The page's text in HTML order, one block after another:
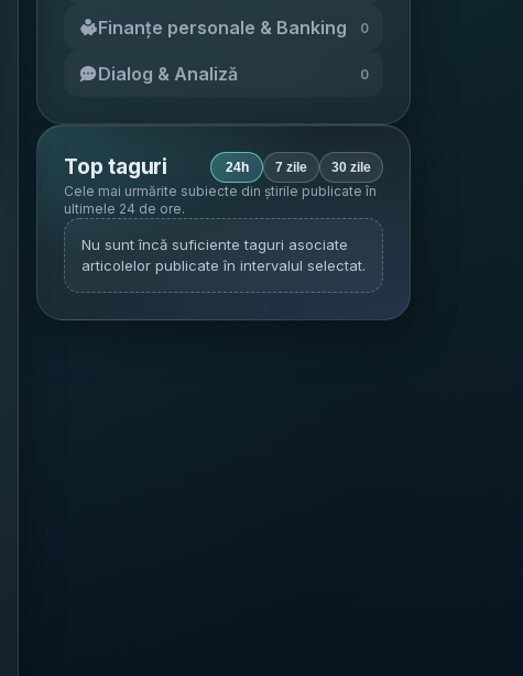
Finanțe personale & Banking 0
Dialog & Analiză 0
Top taguri 24h 7 zile 30 zile
Cele mai urmărite subiecte din știrile publicate în
ultimele 24 de ore.
Nu sunt încă suficiente taguri asociate
articolelor publicate în intervalul selectat.